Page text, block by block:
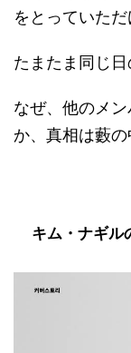
をとっていただ
たまたま同じ日
なぜ、他のメ
か、真相は藪の
キム・ナギ